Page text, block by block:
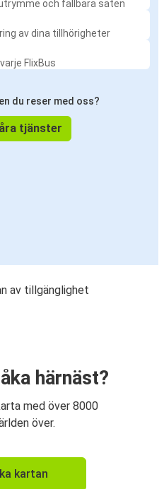
och fällbara säten
av dina tillhörigheter
FlixBus
du reser med oss?
tjänster
av tillgänglighet
härnäst?
med över 8000
över.
kartan